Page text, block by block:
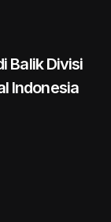
Balik Divisi
Indonesia